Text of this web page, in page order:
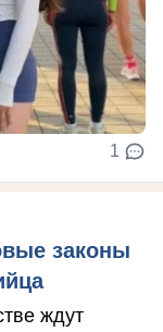
1
законы
ждут